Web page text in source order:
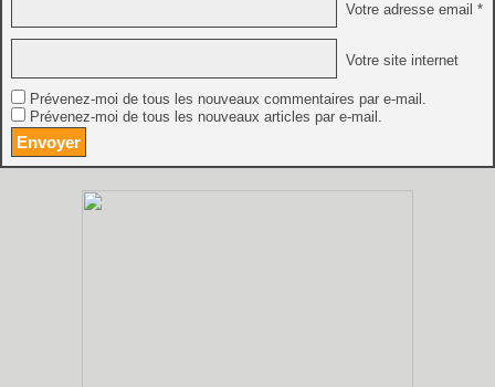
Votre adresse email *
Votre site internet
Prévenez-moi de tous les nouveaux commentaires par e-mail.
Prévenez-moi de tous les nouveaux articles par e-mail.